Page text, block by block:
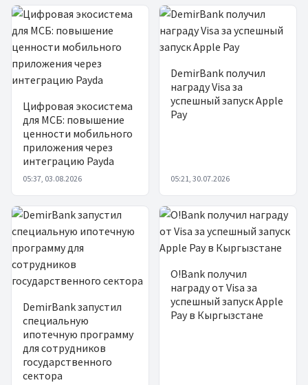
Цифровая экосистема
для МСБ: повышение
ценности мобильного
приложения через
интеграцию Payda
05:37, 03.08.2026
DemirBank получил
награду Visa за
успешный запуск Apple
Pay
05:21, 30.07.2026
DemirBank запустил
специальную
ипотечную программу
для сотрудников
государственного
сектора
O!Bank получил
награду от Visa за
успешный запуск Apple
Pay в Кыргызстане